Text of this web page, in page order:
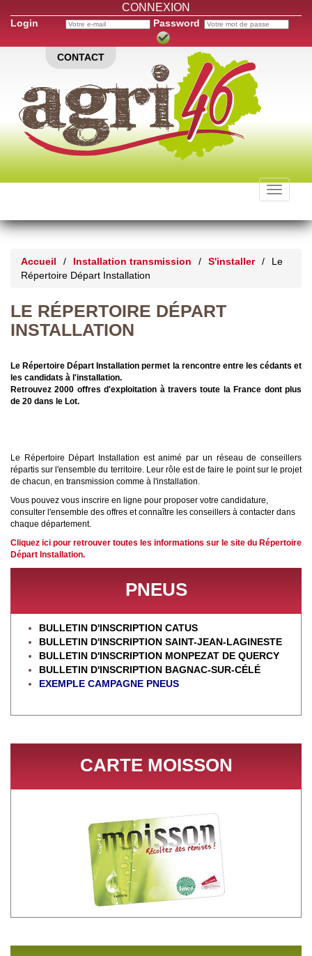
CONNEXION
Login Password
CONTACT
Toggle
Accueil / Installation transmission / S'installer /
Le
Répertoire Départ Installation
LE RÉPERTOIRE DÉPART
INSTALLATION
Le Répertoire Départ Installation permet la rencontre entre les cédants et
les candidats à l'installation.
Retrouvez 2000 offres d'exploitation à travers toute la France dont plus
de 20 dans le Lot.
Le Répertoire Départ Installation est animé par un réseau de conseillers
répartis sur l'ensemble du territoire. Leur rôle est de faire le point sur le projet
de chacun, en transmission comme à l'installation.
Vous pouvez vous inscrire en ligne pour proposer votre candidature,
consulter l'ensemble des offres et connaître les conseillers à contacter dans
chaque département.
Cliquez ici pour retrouver toutes les informations sur le site du Répertoire
Départ Installation.
PNEUS
BULLETIN D'INSCRIPTION CATUS
BULLETIN D'INSCRIPTION SAINT-JEAN-LAGINESTE
BULLETIN D'INSCRIPTION MONPEZAT DE QUERCY
BULLETIN D'INSCRIPTION BAGNAC-SUR-CÉLÉ
EXEMPLE CAMPAGNE PNEUS
CARTE MOISSON